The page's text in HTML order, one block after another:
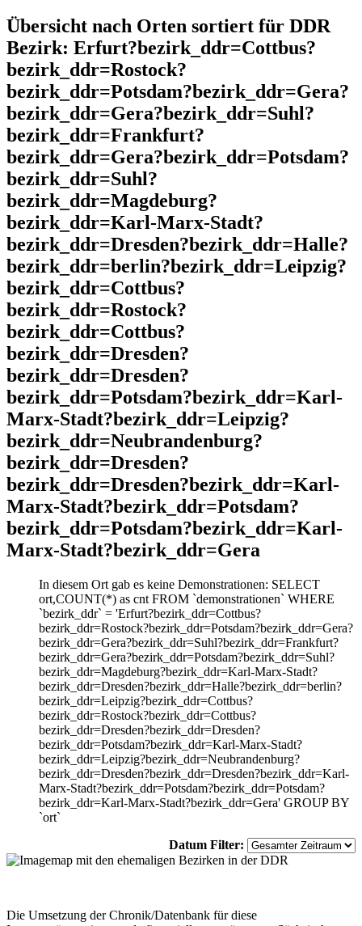
Übersicht nach Orten sortiert für DDR
Bezirk: Erfurt?bezirk_ddr=Cottbus?
bezirk_ddr=Rostock?
bezirk_ddr=Potsdam?bezirk_ddr=Gera?
bezirk_ddr=Gera?bezirk_ddr=Suhl?
bezirk_ddr=Frankfurt?
bezirk_ddr=Gera?bezirk_ddr=Potsdam?
bezirk_ddr=Suhl?
bezirk_ddr=Magdeburg?
bezirk_ddr=Karl-Marx-Stadt?
bezirk_ddr=Dresden?bezirk_ddr=Halle?
bezirk_ddr=berlin?bezirk_ddr=Leipzig?
bezirk_ddr=Cottbus?
bezirk_ddr=Rostock?
bezirk_ddr=Cottbus?
bezirk_ddr=Dresden?
bezirk_ddr=Dresden?
bezirk_ddr=Potsdam?bezirk_ddr=Karl-
Marx-Stadt?bezirk_ddr=Leipzig?
bezirk_ddr=Neubrandenburg?
bezirk_ddr=Dresden?
bezirk_ddr=Dresden?bezirk_ddr=Karl-
Marx-Stadt?bezirk_ddr=Potsdam?
bezirk_ddr=Potsdam?bezirk_ddr=Karl-
Marx-Stadt?bezirk_ddr=Gera
In diesem Ort gab es keine Demonstrationen: SELECT
ort,COUNT(*) as cnt FROM `demonstrationen` WHERE
`bezirk_ddr` = 'Erfurt?bezirk_ddr=Cottbus?
bezirk_ddr=Rostock?bezirk_ddr=Potsdam?bezirk_ddr=Gera?
bezirk_ddr=Gera?bezirk_ddr=Suhl?bezirk_ddr=Frankfurt?
bezirk_ddr=Gera?bezirk_ddr=Potsdam?bezirk_ddr=Suhl?
bezirk_ddr=Magdeburg?bezirk_ddr=Karl-Marx-Stadt?
bezirk_ddr=Dresden?bezirk_ddr=Halle?bezirk_ddr=berlin?
bezirk_ddr=Leipzig?bezirk_ddr=Cottbus?
bezirk_ddr=Rostock?bezirk_ddr=Cottbus?
bezirk_ddr=Dresden?bezirk_ddr=Dresden?
bezirk_ddr=Potsdam?bezirk_ddr=Karl-Marx-Stadt?
bezirk_ddr=Leipzig?bezirk_ddr=Neubrandenburg?
bezirk_ddr=Dresden?bezirk_ddr=Dresden?bezirk_ddr=Karl-
Marx-Stadt?bezirk_ddr=Potsdam?bezirk_ddr=Potsdam?
bezirk_ddr=Karl-Marx-Stadt?bezirk_ddr=Gera' GROUP BY
`ort`
Datum Filter:
Die Umsetzung der Chronik/Datenbank für diese